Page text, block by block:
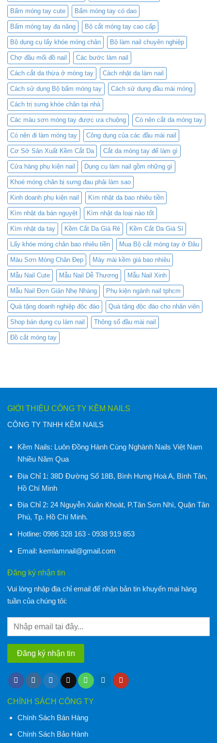
Bấm móng tay cute Bấm móng tay có dao
Bấm móng tay đa năng Bộ cắt móng tay cao cấp
Bộ dụng cụ lấy khóe móng chân Bộ làm nail chuyên nghiệp
Chợ đầu mối đồ nail Các bước làm nail
Cách cắt da thừa ở móng tay Cách nhặt da làm nail
Cách sử dụng Bộ bấm móng tay Cách sử dụng đầu mài móng
Cách trị sưng khóe chân tại nhà
Các màu sơn móng tay được ưa chuộng Có nên cắt da móng tay
Có nên đi làm móng tay Công dụng của các đầu mài nail
Cơ Sở Sản Xuất Kềm Cắt Da Cắt da móng tay để làm gì
Cửa hàng phụ kiện nail Dụng cụ làm nail gồm những gì
Khoé móng chân bị sưng đau phải làm sao
Kinh doanh phụ kiện nail Kìm nhặt da bao nhiêu tiền
Kìm nhặt da bán nguyệt Kìm nhặt da loại nào tốt
Kìm nhặt da tay Kềm Cắt Da Giá Rẻ Kềm Cắt Da Giá Sỉ
Lấy khóe móng chân bao nhiêu tiền Mua Bộ cắt móng tay ở Đâu
Màu Sơn Móng Chân Đẹp Máy mài kềm giá bao nhiêu
Mẫu Nail Cute Mẫu Nail Dễ Thương Mẫu Nail Xinh
Mẫu Nail Đơn Giản Nhẹ Nhàng Phụ kiện ngành nail tphcm
Quà tặng doanh nghiệp độc đáo Quà tặng độc đáo cho nhân viên
Shop bán dụng cụ làm nail Thông số đầu mài nail
Đồ cắt móng tay
GIỚI THIỆU CÔNG TY KỀM NAILS
CÔNG TY TNHH KỀM NAILS
Kềm Nails: Luôn Đồng Hành Cùng Nghành Nails Việt Nam
Nhiều Năm Qua
Địa Chỉ 1: 38D Đường Số 18B, Bình Hưng Hoà A, Bình Tân,
Hồ Chí Minh
Địa Chỉ 2: 24 Nguyễn Xuân Khoát, P.Tân Sơn Nhì, Quận Tân
Phú, Tp. Hồ Chí Minh.
Hotline: 0986 328 163 - 0938 919 853
Email: kemlamnail@gmail.com
Đăng ký nhận tin
Vui lòng nhập địa chỉ email để nhận bản tin khuyến mại hàng
tuần của chúng tôi:
CHÍNH SÁCH CÔNG TY
Chính Sách Bán Hàng
Chính Sách Bảo Hành